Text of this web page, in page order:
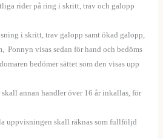
rider på ring i skritt, trav och galopp
i skritt, trav galopp samt ökad galopp,
Ponnyn visas sedan för hand och bedöms
bedömer sättet som den visas upp
skall annan handler över 16 år inkallas, för
uppvisningen skall räknas som fullföljd